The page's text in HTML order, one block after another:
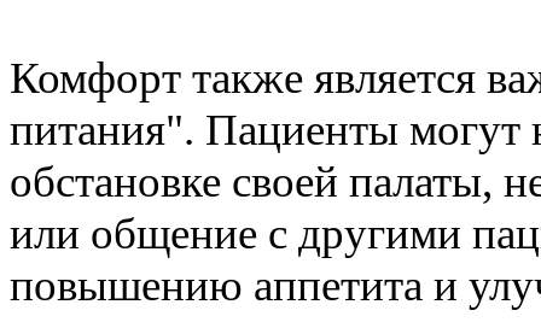
Комфорт также является
питания". Пациенты могут
обстановке своей палаты,
или общение с другими
повышению аппетита и